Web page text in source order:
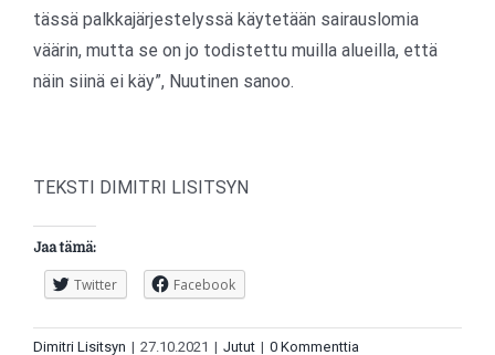
tässä palkkajärjestelyssä käytetään sairauslomia
väärin, mutta se on jo todistettu muilla alueilla, että
näin siinä ei käy”, Nuutinen sanoo.
TEKSTI DIMITRI LISITSYN
Jaa tämä:
Twitter Facebook
Dimitri Lisitsyn | 27.10.2021 | Jutut | 0 Kommenttia